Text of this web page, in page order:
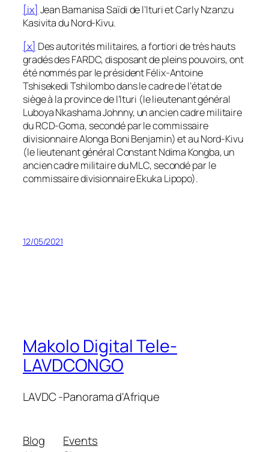
[ix] Jean Bamanisa Saïdi de l’Ituri et Carly Nzanzu
Kasivita du Nord-Kivu.
[x] Des autorités militaires, a fortiori de très hauts
gradés des FARDC, disposant de pleins pouvoirs, ont
été nommés par le président Félix-Antoine
Tshisekedi Tshilombo dans le cadre de l’état de
siège à la province de l’Ituri (le lieutenant général
Luboya Nkashama Johnny, un ancien cadre militaire
du RCD-Goma, secondé par le commissaire
divisionnaire Alonga Boni Benjamin) et au Nord-Kivu
(le lieutenant général Constant Ndima Kongba, un
ancien cadre militaire du MLC, secondé par le
commissaire divisionnaire Ekuka Lipopo).
12/05/2021
Makolo Digital Tele-
LAVDCONGO
LAVDC -Panorama d'Afrique
Blog
Events